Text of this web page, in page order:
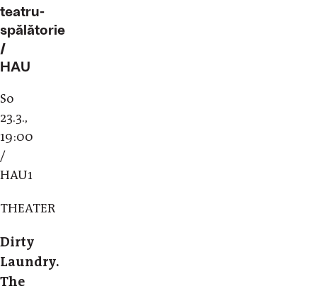
teatru-
spălătorie
/
HAU
So
23.3.,
19:00
/
HAU1
THEATER
Dirty
Laundry.
The